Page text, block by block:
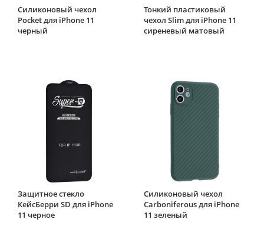
Силиконовый чехол
Pocket для iPhone 11
черный
Тонкий пластиковый
чехол Slim для iPhone 11
сиреневый матовый
Защитное стекло
КейсБерри SD для iPhone
11 черное
Силиконовый чехол
Carboniferous для iPhone
11 зеленый